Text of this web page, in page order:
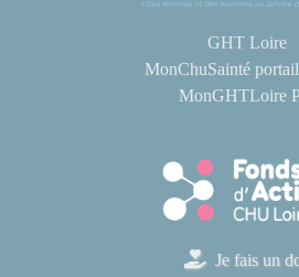
GHT Loire
MonChuSainté
MonGHTLoire
Je fais un